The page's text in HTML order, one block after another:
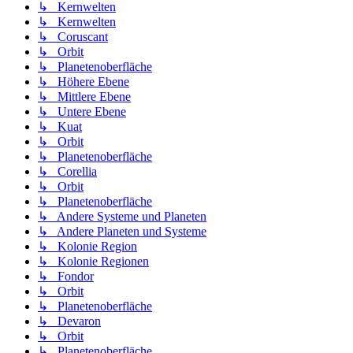
↳ Kernwelten
↳ Kernwelten
↳ Coruscant
↳ Orbit
↳ Planetenoberfläche
↳ Höhere Ebene
↳ Mittlere Ebene
↳ Untere Ebene
↳ Kuat
↳ Orbit
↳ Planetenoberfläche
↳ Corellia
↳ Orbit
↳ Planetenoberfläche
↳ Andere Systeme und Planeten
↳ Andere Planeten und Systeme
↳ Kolonie Region
↳ Kolonie Regionen
↳ Fondor
↳ Orbit
↳ Planetenoberfläche
↳ Devaron
↳ Orbit